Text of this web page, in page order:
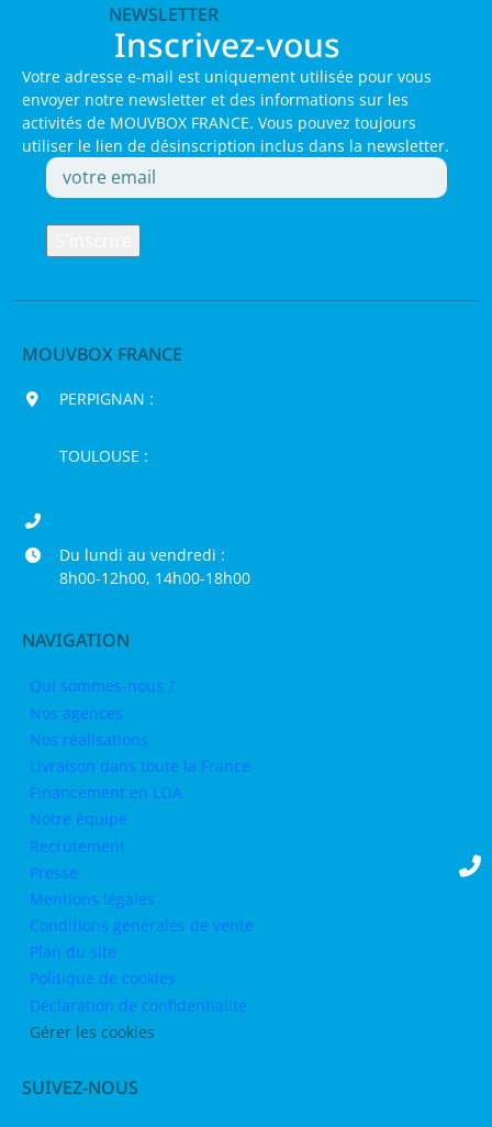
NEWSLETTER
Inscrivez-vous
Votre adresse e-mail est uniquement utilisée pour vous
envoyer notre newsletter et des informations sur les
activités de MOUVBOX FRANCE. Vous pouvez toujours
utiliser le lien de désinscription inclus dans la newsletter.
MOUVBOX FRANCE
PERPIGNAN :
TOULOUSE :
Du lundi au vendredi :
8h00-12h00, 14h00-18h00
NAVIGATION
Qui sommes-nous ?
Nos agences
Nos réalisations
Livraison dans toute la France
Financement en LOA
Notre équipe
Recrutement
Presse
Mentions légales
Conditions générales de vente
Plan du site
Politique de cookies
Déclaration de confidentialité
Gérer les cookies
SUIVEZ-NOUS